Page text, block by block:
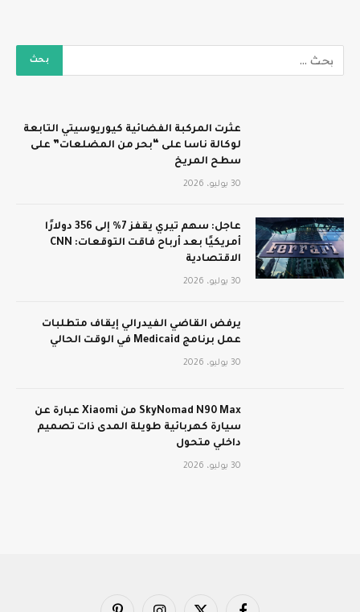
عثرت المركبة الفضائية كيوريوسيتي التابعة
لوكالة ناسا على “بحر من المضلعات” على
سطح المريخ
30 يوليو، 2026
عاجل: سهم تيري يقفز 7% إلى 356 دولارًا
أمريكيًا بعد أرباح فاقت التوقعات: CNN
الاقتصادية
30 يوليو، 2026
يرفض القاضي الفيدرالي إيقاف متطلبات
عمل برنامج Medicaid في الوقت الحالي
30 يوليو، 2026
SkyNomad N90 Max من Xiaomi عبارة عن
سيارة كهربائية طويلة المدى ذات تصميم
داخلي متحول
30 يوليو، 2026